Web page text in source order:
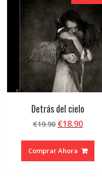
Detrás del cielo
€19.90 El
original
era:
€18.90El
actual
es:
Comprar Ahora